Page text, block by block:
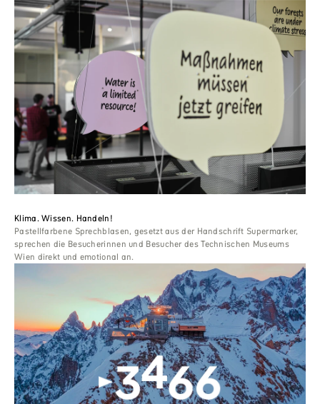
Klima. Wissen. Handeln!
Pastellfarbene Sprechblasen, gesetzt aus der Handschrift Supermarker,
sprechen die Besucherinnen und Besucher des Technischen Museums
Wien direkt und emotional an.